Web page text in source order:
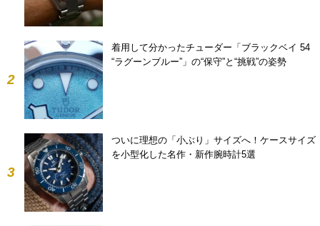
2
着用して分かったチューダー「ブラックベイ 54
“ラグーンブルー”」の“保守”と“挑戦”の姿勢
3
ついに理想の「小ぶり」サイズへ！ケースサイズ
を小型化した名作・新作腕時計5選